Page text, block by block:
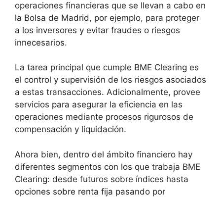
operaciones financieras que se llevan a cabo en
la Bolsa de Madrid, por ejemplo, para proteger
a los inversores y evitar fraudes o riesgos
innecesarios.
La tarea principal que cumple BME Clearing es
el control y supervisión de los riesgos asociados
a estas transacciones. Adicionalmente, provee
servicios para asegurar la eficiencia en las
operaciones mediante procesos rigurosos de
compensación y liquidación.
Ahora bien, dentro del ámbito financiero hay
diferentes segmentos con los que trabaja BME
Clearing: desde futuros sobre índices hasta
opciones sobre renta fija pasando por